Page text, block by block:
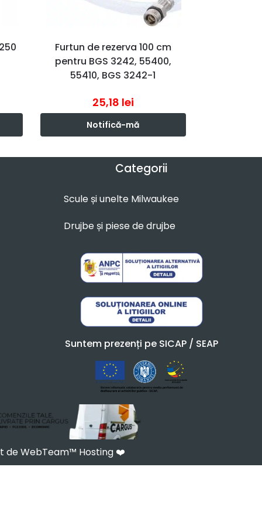
Furtun de rezerva 100 cm
pentru BGS 3242, 55400,
55410, BGS 3242-1
25,18 lei
Notifică-mă
Categorii
Scule și unelte Milwaukee
Drujbe și piese de drujbe
Suntem prezenți pe SICAP / SEAP
de WebTeam™ Hosting ❤️